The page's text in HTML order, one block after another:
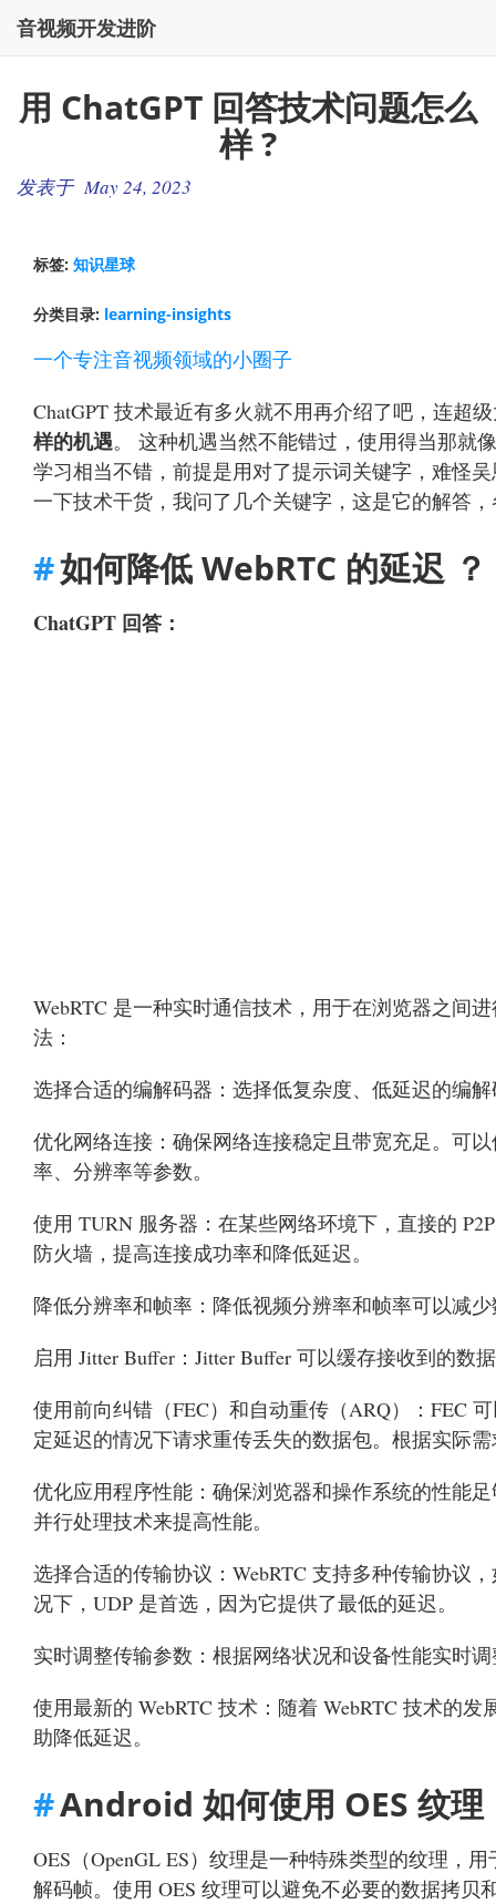
音视频开发进阶
用 ChatGPT 回答技术问题怎么
样 ?
发表于 May 24, 2023
标签: 知识星球
分类目录: learning-insights
一个专注音视频领域的小圈子
ChatGPT 技术最近有多火就不用再介绍了吧，连超
样的机遇。 这种机遇当然不能错过，使用得当那就
学习相当不错，前提是用对了提示词关键字，难怪
一下技术干货，我问了几个关键字，这是它的解答
如何降低 WebRTC 的延迟 ？
ChatGPT 回答：
WebRTC 是一种实时通信技术，用于在浏览器之间
法：
选择合适的编解码器：选择低复杂度、低延迟的编
优化网络连接：确保网络连接稳定且带宽充足。可
率、分辨率等参数。
使用 TURN 服务器：在某些网络环境下，直接的
防火墙，提高连接成功率和降低延迟。
降低分辨率和帧率：降低视频分辨率和帧率可以减
启用 Jitter Buffer：Jitter Buffer 可以缓存接收到的
使用前向纠错（FEC）和自动重传（ARQ）：FEC
定延迟的情况下请求重传丢失的数据包。根据实际
优化应用程序性能：确保浏览器和操作系统的性能
并行处理技术来提高性能。
选择合适的传输协议：WebRTC 支持多种传输协议
况下，UDP 是首选，因为它提供了最低的延迟。
实时调整传输参数：根据网络状况和设备性能实时
使用最新的 WebRTC 技术：随着 WebRTC 技术的
助降低延迟。
Android 如何使用 OES 纹理
OES（OpenGL ES）纹理是一种特殊类型的纹理，
解码帧。使用 OES 纹理可以避免不必要的数据拷贝